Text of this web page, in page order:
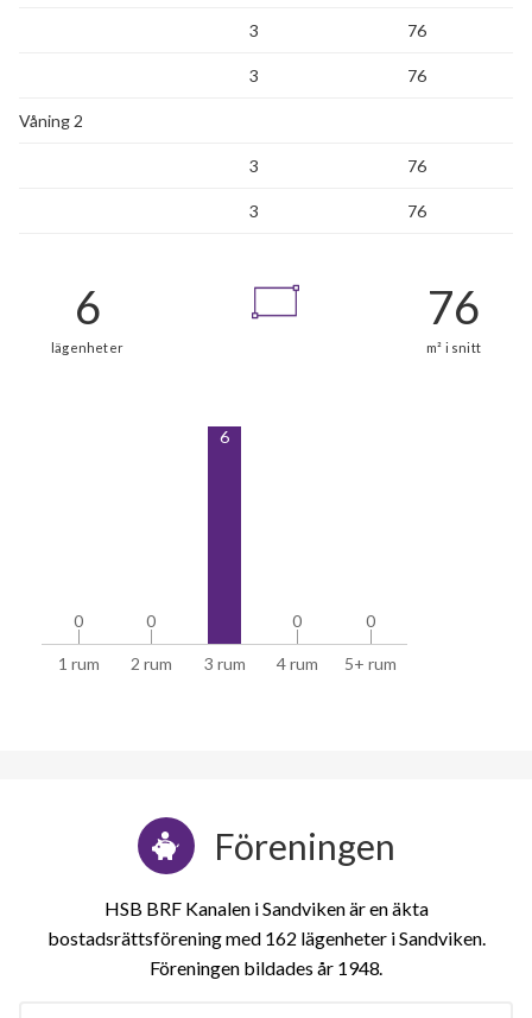
3 76
3 76
Våning 2
3 76
3 76
1 rum 2 rum 3 rum 4 rum 5+ rum
0
0 0
0
6
0
0 0
0
Föreningen
HSB BRF Kanalen i Sandviken är en äkta
bostadsrättsförening med 162 lägenheter i Sandviken.
Föreningen bildades år 1948